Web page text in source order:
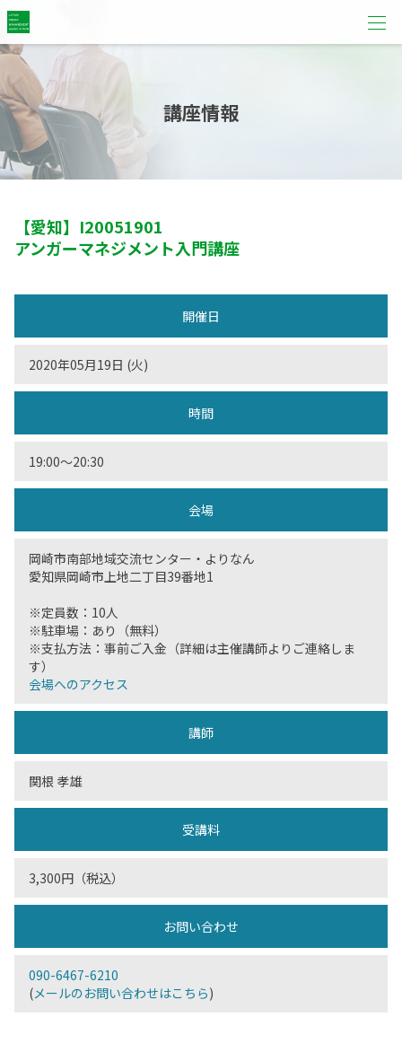
講座情報
【愛知】 I20051901
アンガーマネジメント入門講座
開催日
2020年05月19日 (火)
時間
19:00〜20:30
会場
岡崎市南部地域交流センター・よりなん
愛知県岡崎市上地二丁目39番地1
※定員数：10人
※駐車場：あり（無料）
※支払方法：事前ご入金（詳細は主催講師よりご連絡しま
す）
会場へのアクセス
講師
関根 孝雄
受講料
3,300円（税込）
お問い合わせ
090-6467-6210
(メールのお問い合わせはこちら)